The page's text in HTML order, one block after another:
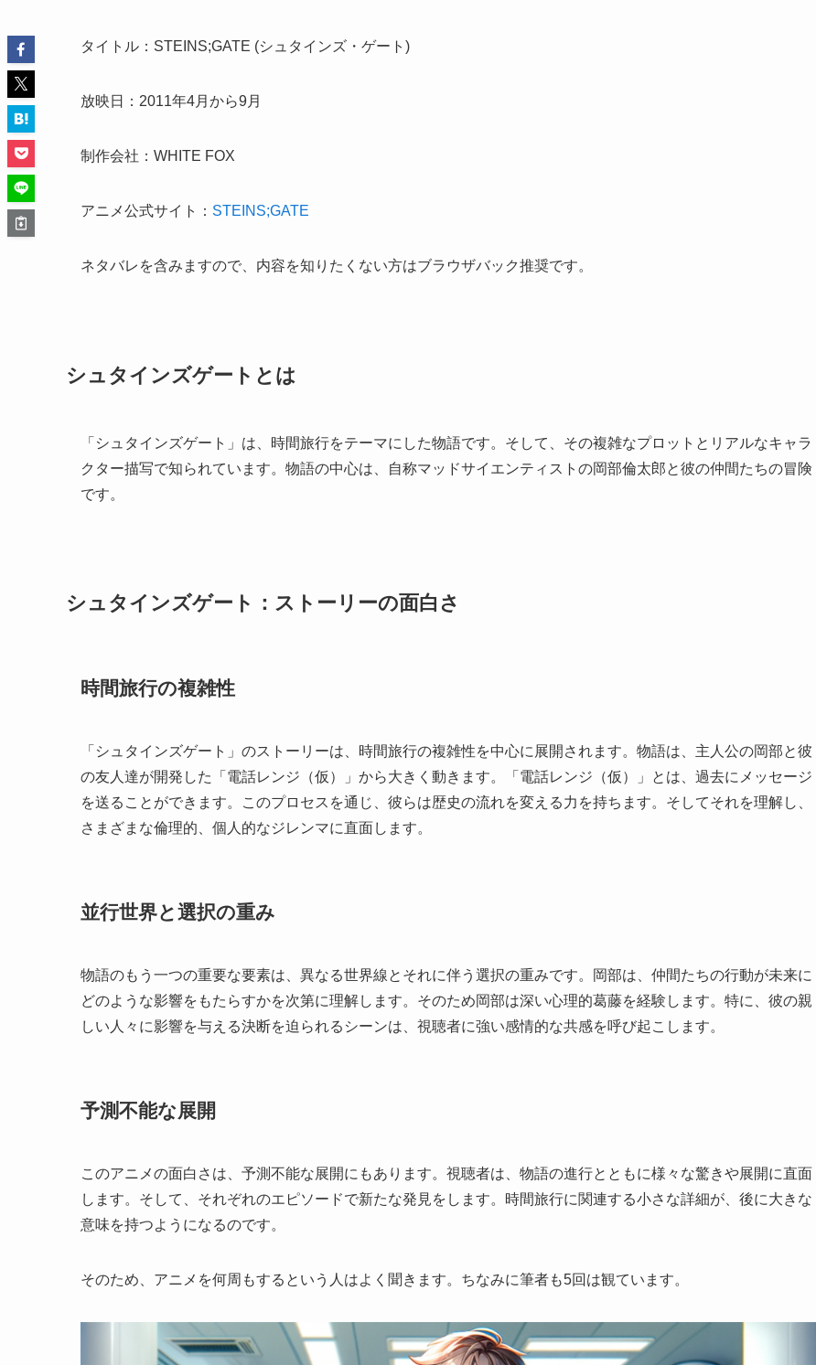
タイトル：STEINS;GATE (シュタインズ・ゲート)
放映日：2011年4月から9月
制作会社：WHITE FOX
アニメ公式サイト： STEINS;GATE
ネタバレを含みますので、内容を知りたくない方はブラウザバック推奨です。
シュタインズゲートとは
「シュタインズゲート」は、時間旅行をテーマにした物語です。そして、その複雑なプロットとリアルなキャラ
クター描写で知られています。物語の中心は、自称マッドサイエンティストの岡部倫太郎と彼の仲間たちの冒険
です。
シュタインズゲート：ストーリーの面白さ
時間旅行の複雑性
「シュタインズゲート」のストーリーは、時間旅行の複雑性を中心に展開されます。物語は、主人公の岡部と彼
の友人達が開発した「電話レンジ（仮）」から大きく動きます。「電話レンジ（仮）」とは、過去にメッセージ
を送ることができます。このプロセスを通じ、彼らは歴史の流れを変える力を持ちます。そしてそれを理解し、
さまざまな倫理的、個人的なジレンマに直面します。
並行世界と選択の重み
物語のもう一つの重要な要素は、異なる世界線とそれに伴う選択の重みです。岡部は、仲間たちの行動が未来に
どのような影響をもたらすかを次第に理解します。そのため岡部は深い心理的葛藤を経験します。特に、彼の親
しい人々に影響を与える決断を迫られるシーンは、視聴者に強い感情的な共感を呼び起こします。
予測不能な展開
このアニメの面白さは、予測不能な展開にもあります。視聴者は、物語の進行とともに様々な驚きや展開に直面
します。そして、それぞれのエピソードで新たな発見をします。時間旅行に関連する小さな詳細が、後に大きな
意味を持つようになるのです。
そのため、アニメを何周もするという人はよく聞きます。ちなみに筆者も5回は観ています。